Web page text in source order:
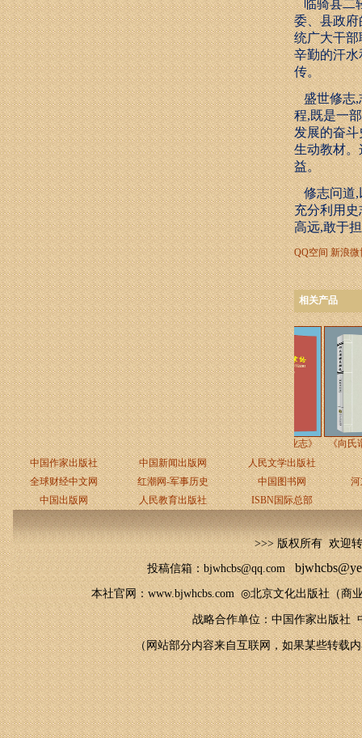
临骑县二
委、县政府
统广大干
辛勤的汗
传。
盛世修志,
程,既是一
发展的奋
生动教材
益。
修志问道,
充分利用史
高远,敢于
QQ空间 新浪微
相关产品
中条山抗战史话◎总编/
王
《临猗县二轻工业志》
◎临
《向氏谱
中国作家出版社 中国新闻出版网
人民文学出版社
全球财经中文网
红潮网-军事历史 中国图书网
中国出版网
人民教育出版社 ISBN国际总部
>>> 版权所有 欢迎
投稿信箱：bjwhcbs@qq.com
本社官网：www.bjwhcbs.com◎北京文化出版社（商
战略合作单位：中国作家出版社
（网站部分内容来自互联网，如果某些转载